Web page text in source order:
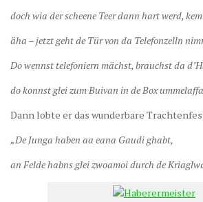
doch wia der scheene Teer dann hart werd,
äha – jetzt geht de Tür von da Telefonzelln
Do wennst telefoniern mächst, brauchst da
do konnst glei zum Buivan in de Box
Dann lobte er das wunderbare
„De Junga haben aa eana Gaudi ghabt,
an Felde habns glei zwoamoi durch de